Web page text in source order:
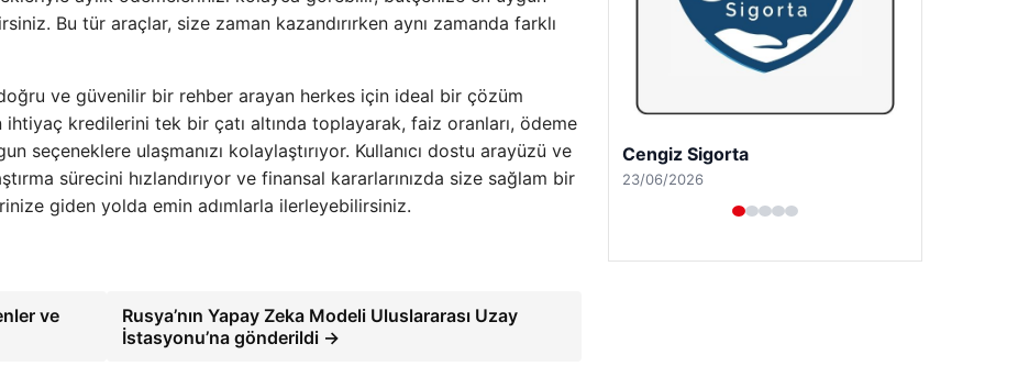
Bu tür araçlar, size zaman kazandırırken aynı zamanda farklı
ve güvenilir bir rehber arayan herkes için ideal bir çözüm
ihtiyaç kredilerini tek bir çatı altında toplayarak, faiz oranları, ödeme
seçeneklere ulaşmanızı kolaylaştırıyor. Kullanıcı dostu arayüzü ve
sürecini hızlandırıyor ve finansal kararlarınızda size sağlam bir
giden yolda emin adımlarla ilerleyebilirsiniz.
ve
Rusya’nın Yapay Zeka Modeli Uluslararası Uzay
İstasyonu’na gönderildi →
Hastaş Beton
26/05/2026